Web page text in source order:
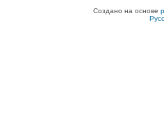
Создано на основе